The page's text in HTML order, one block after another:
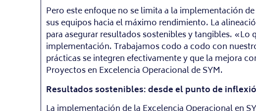
Pero este enfoque no se limita a la implementación
sus equipos hacia el máximo rendimiento. La
para asegurar resultados sostenibles y tangibles.
implementación. Trabajamos codo a codo con
prácticas se integren efectivamente y que la mejora
Proyectos en Excelencia Operacional de SYM.
Resultados sostenibles: desde el punto de